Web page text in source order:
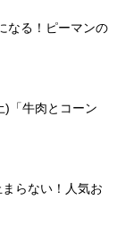
なる！ピーマンの
)「牛肉とコーン
まらない！人気お